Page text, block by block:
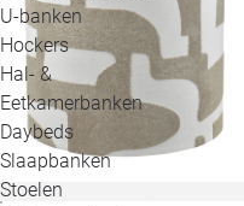
U-banken
Hockers
Hal- &
Eetkamerbanken
Daybeds
Slaapbanken
Stoelen